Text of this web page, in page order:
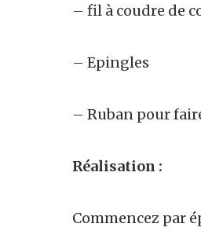
– fil à coudre de
– Epingles
– Ruban pour
Réalisation :
Commencez par